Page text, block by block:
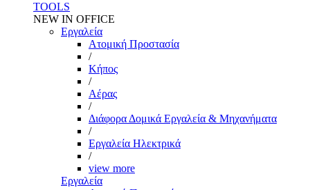
TOOLS
NEW IN OFFICE
Εργαλεία
Aτομική Προστασία
/
Kήπος
/
Αέρας
/
Διάφορα Δομικά Εργαλεία & Μηχανήματα
/
Εργαλεία Ηλεκτρικά
/
view more
Εργαλεία